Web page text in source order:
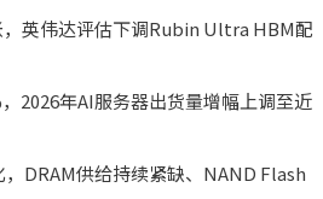
，英伟达评估下调Rubin Ultra HBM配
2026年AI服务器出货量增幅上调至近
DRAM供给持续紧缺、NAND Flash